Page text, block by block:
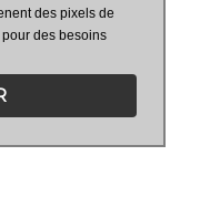
des pixels de
des besoins